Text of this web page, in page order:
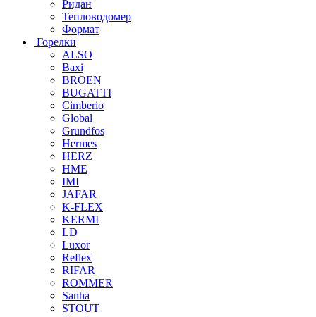
Ридан
Тепловодомер
Формат
Горелки
ALSO
Baxi
BROEN
BUGATTI
Cimberio
Global
Grundfos
Hermes
HERZ
HME
IMI
JAFAR
K-FLEX
KERMI
LD
Luxor
Reflex
RIFAR
ROMMER
Sanha
STOUT